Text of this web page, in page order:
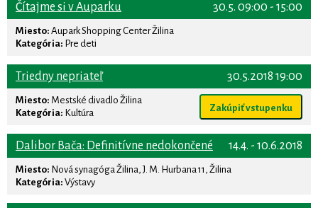
30.5. 09:00 - 15:00
Čítajme si v Auparku
Miesto: Aupark Shopping Center Žilina
Kategória: Pre deti
30.5.2018 19:00
Triedny nepriateľ
Zakúpiť vstupenku
Miesto: Mestské divadlo Žilina
Kategória: Kultúra
14.4. - 10.6.2018
Dalibor Bača: Definitívne nedokončené
Miesto: Nová synagóga Žilina, J. M. Hurbana 11, Žilina
Kategória: Výstavy